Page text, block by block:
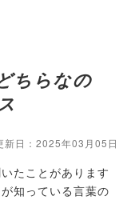
ちらなの
新日：2025年03月05日
たことがあります
知っている言葉の